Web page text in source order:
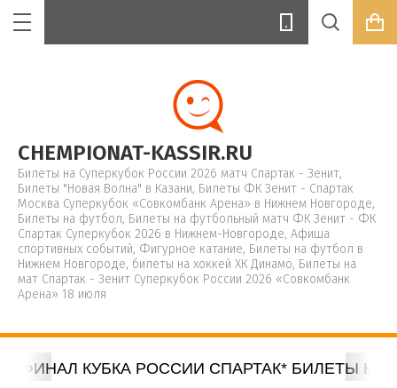
CHEMPIONAT-KASSIR.RU
Билеты на Суперкубок России 2026 матч Спартак - Зенит,
Билеты "Новая Волна" в Казани, Билеты ФК Зенит - Спартак
Москва Суперкубок «Совкомбанк Арена» в Нижнем Новгороде,
Билеты на футбол, Билеты на футбольный матч ФК Зенит - ФК
Спартак Суперкубок 2026 в Нижнем-Новгороде, Афиша
спортивных событий, Фигурное катание, Билеты на футбол в
Нижнем Новгороде, билеты на хоккей ХК Динамо, Билеты на
мат Спартак - Зенит Суперкубок России 2026 «Совкомбанк
Арена» 18 июля
КУБКА РОССИИ СПАРТАК* БИЛЕТЫ НА
Цена (руб.):
Название:
Артикул:
Текст: